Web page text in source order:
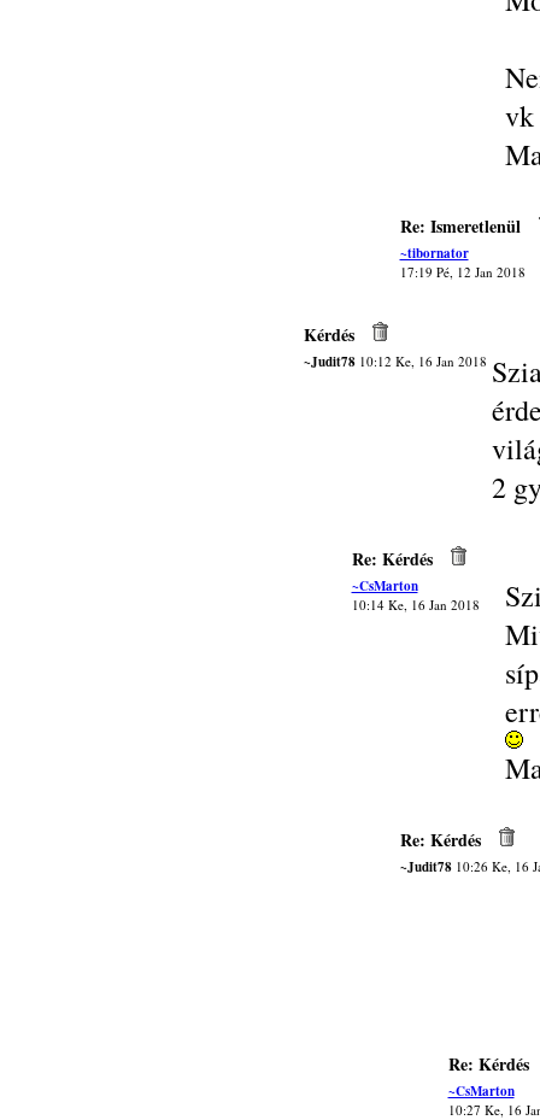
vk
Re: Ismeretlenül
~tibornator
17:19 Pé, 12 Jan 2018
Kérdés
~Judit7810:12 Ke, 16 Jan 2018
2
Re: Kérdés
~CsMarton
10:14 Ke, 16 Jan 2018
Re: Kérdés
~Judit7810:26 Ke, 16
Re: Kérdés
~CsMarton
10:27 Ke, 16